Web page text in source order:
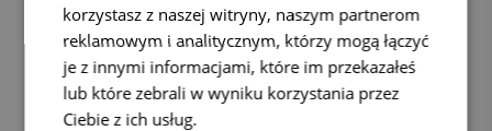
Harmonogram pracy firm kurierskich w
korzystasz z naszej witryny, naszym partnerom
reklamowym i analitycznym, którzy mogą łączyć
je z innymi informacjami, które im przekazałeś
lub które zebrali w wyniku korzystania przez
Ciebie z ich usług.